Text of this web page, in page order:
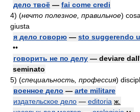
дело твоё — fai come credi
4) (нечто полезное, правильное) cosa
giusta
я дело говорю — sto suggerendo
••
говорить не по делу — deviare
seminato
5) (специальность, профессия)
военное дело — arte militare
издательское дело — editoria ж.